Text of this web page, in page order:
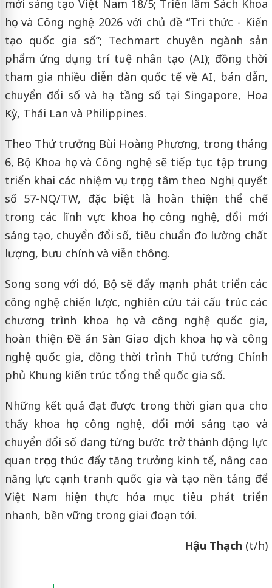
mới sáng tạo Việt Nam 18/5; Triển lãm Sách Khoa
học và Công nghệ 2026 với chủ đề “Tri thức - Kiến
tạo quốc gia số”; Techmart chuyên ngành sản
phẩm ứng dụng trí tuệ nhân tạo (AI); đồng thời
tham gia nhiều diễn đàn quốc tế về AI, bán dẫn,
chuyển đổi số và hạ tầng số tại Singapore, Hoa
Kỳ, Thái Lan và Philippines.
Theo Thứ trưởng Bùi Hoàng Phương, trong tháng
6, Bộ Khoa học và Công nghệ sẽ tiếp tục tập trung
triển khai các nhiệm vụ trọng tâm theo Nghị quyết
số 57-NQ/TW, đặc biệt là hoàn thiện thể chế
trong các lĩnh vực khoa học công nghệ, đổi mới
sáng tạo, chuyển đổi số, tiêu chuẩn đo lường chất
lượng, bưu chính và viễn thông.
Song song với đó, Bộ sẽ đẩy mạnh phát triển các
công nghệ chiến lược, nghiên cứu tái cấu trúc các
chương trình khoa học và công nghệ quốc gia,
hoàn thiện Đề án Sàn Giao dịch khoa học và công
nghệ quốc gia, đồng thời trình Thủ tướng Chính
phủ Khung kiến trúc tổng thể quốc gia số.
Những kết quả đạt được trong thời gian qua cho
thấy khoa học công nghệ, đổi mới sáng tạo và
chuyển đổi số đang từng bước trở thành động lực
quan trọng thúc đẩy tăng trưởng kinh tế, nâng cao
năng lực cạnh tranh quốc gia và tạo nền tảng để
Việt Nam hiện thực hóa mục tiêu phát triển
nhanh, bền vững trong giai đoạn tới.
Hậu Thạch (t/h)